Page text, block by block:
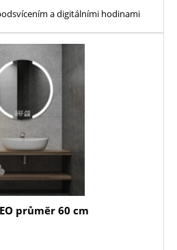
a digitálními hodinami
průměr 60 cm